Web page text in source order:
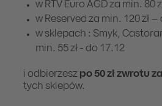
w RTV Euro AGD za min. 80
w Reserved za min. 120 zł –
w sklepach : Smyk,
min. 55 zł - do 17.12
i odbierzesz po 50 zł zwrotu
tych sklepów.